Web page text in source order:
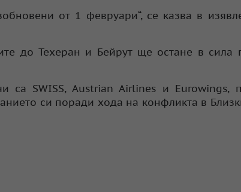
от 1 февруари“, се казва в
до Техеран и Бейрут ще остане в
са SWISS, Austrian Airlines и Eurowings,
си поради хода на конфликта в